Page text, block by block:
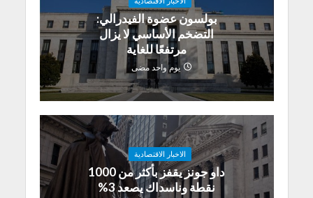
بولسون عضوة الفيدرالي:
التضخم الأساسي لا يزال
مرتفعًا للغاية
يوم واحد مضى
الاخبار الاقتصادية
داو جونز يقفز بأكثر من 1000
نقطة وناسداك يصعد 3%